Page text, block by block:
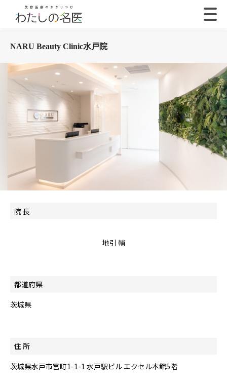
NARU Beauty Clinic水戸院
院 長
地引 輔
都道府県
茨城県
住 所
茨城県水戸市宮町1-1-1 水戸駅ビル エクセル本館5階